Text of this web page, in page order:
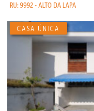
RU: 9992 - ALTO DA LAPA